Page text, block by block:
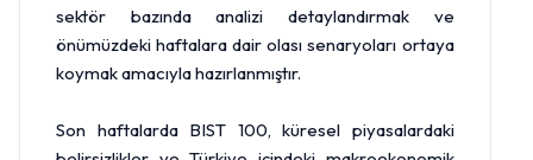
sektör bazında analizi detaylandırmak ve
önümüzdeki haftalara dair olası senaryoları ortaya
koymak amacıyla hazırlanmıştır.
Son haftalarda BIST 100, küresel piyasalardaki